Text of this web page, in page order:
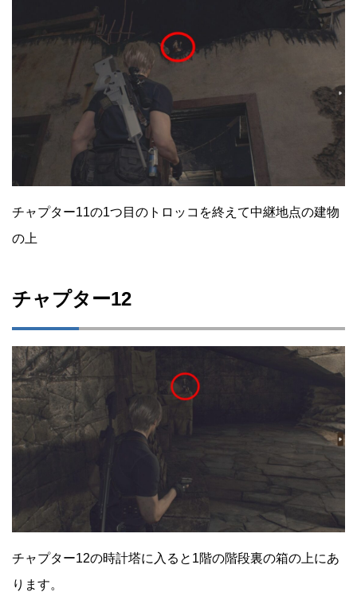
チャプター11の1つ目のトロッコを終えて中継地点の建物
の上
チャプター12
チャプター12の時計塔に入ると1階の階段裏の箱の上にあ
ります。